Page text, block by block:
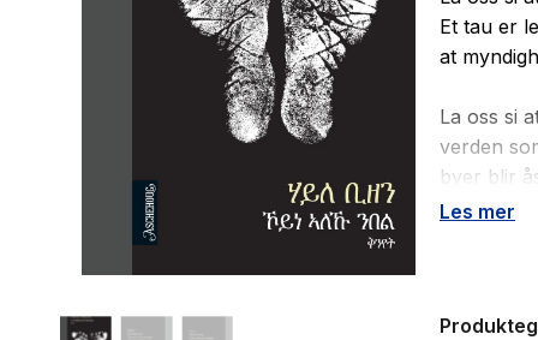
Et tau er
at
La oss si
verden
byer blir
være
Les mer